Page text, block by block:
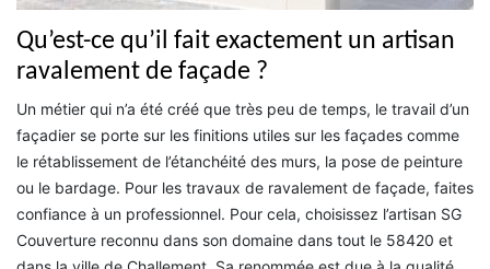
Qu’est-ce qu’il fait exactement un artisan
ravalement de façade ?
Un métier qui n’a été créé que très peu de temps, le travail d’un
façadier se porte sur les finitions utiles sur les façades comme
le rétablissement de l’étanchéité des murs, la pose de peinture
ou le bardage. Pour les travaux de ravalement de façade, faites
confiance à un professionnel. Pour cela, choisissez l’artisan SG
Couverture reconnu dans son domaine dans tout le 58420 et